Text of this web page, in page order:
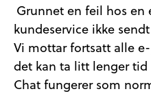
Grunnet en feil hos en
kundeservice ikke
Vi mottar fortsatt alle
det kan ta litt lenger tid
Chat fungerer som